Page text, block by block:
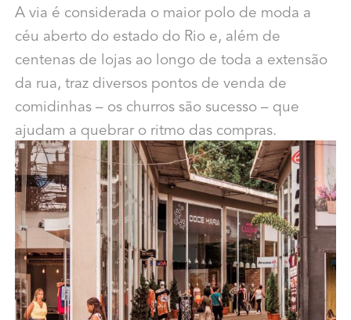
A via é considerada o maior polo de moda a
céu aberto do estado do Rio e, além de
centenas de lojas ao longo de toda a extensão
da rua, traz diversos pontos de venda de
comidinhas – os churros são sucesso – que
ajudam a quebrar o ritmo das compras.